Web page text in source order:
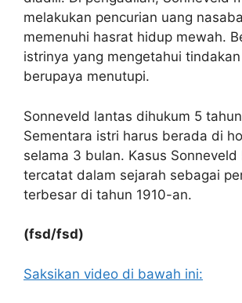
melakukan pencurian uang
memenuhi hasrat hidup mewah.
istrinya yang mengetahui
berupaya menutupi.
Sonneveld lantas dihukum 5
Sementara istri harus berada di
selama 3 bulan. Kasus Sonneveld
tercatat dalam sejarah sebagai
terbesar di tahun 1910-an.
(fsd/fsd)
Saksikan video di bawah ini: